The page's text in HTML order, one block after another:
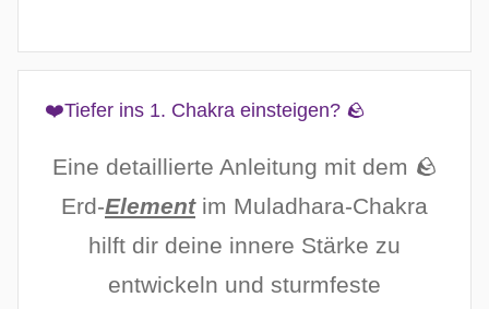
❤️Tiefer ins 1. Chakra einsteigen? 🪨
Eine detaillierte Anleitung mit dem 🪨
Erd-Elementim Muladhara-Chakra
hilft dir deine innere Stärke zu
entwickeln und sturmfeste